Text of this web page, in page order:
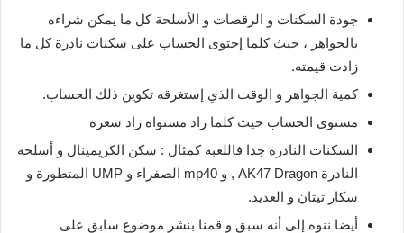
جودة السكنات و الرقصات و الأسلحة كل ما يمكن شراءه
بالجواهر ، حيث كلما إحتوى الحساب على سكنات نادرة كل ما
زادت قيمته.
كمية الجواهر و الوقت الذي إستغرقه تكوين ذلك الحساب.
مستوى الحساب حيث كلما زاد مستواه زاد سعره
السكنات النادرة جدا فاللعبة كمثال : سكن الكريمينال و أسلحة
النادرة AK47 Dragon , و mp40 الصفراء و UMP المتطورة و
سكار تيتان و العديد.
أيضا ننوه إلى أنه سبق و قمنا بنشر موضوع سابق على